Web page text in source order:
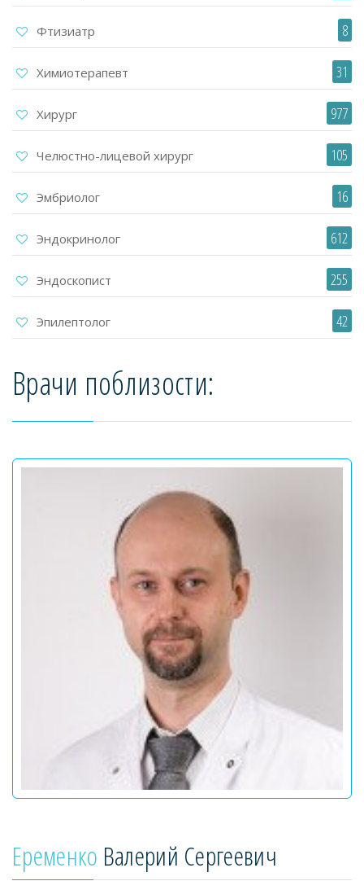
Фтизиатр 8
Химиотерапевт 31
Хирург 977
Челюстно-лицевой хирург 105
Эмбриолог 16
Эндокринолог 612
Эндоскопист 255
Эпилептолог 42
Врачи поблизости:
Еременко Валерий Сергеевич